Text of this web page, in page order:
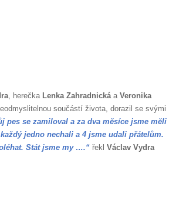
, herečka Lenka Zahradnická a Veronika
součástí života, dorazil se svými
pes se zamiloval a za dva měsíce jsme měli
jedno nechali a 4 jsme udali přátelům.
Stát jsme my ….“ řekl Václav Vydra